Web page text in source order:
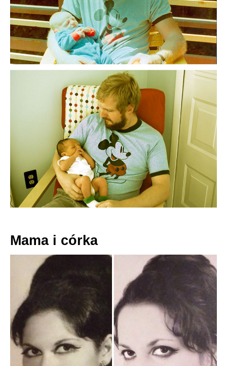
Mama i córka